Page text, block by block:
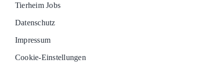
Tierheim Jobs
Datenschutz
Impressum
Cookie-Einstellungen